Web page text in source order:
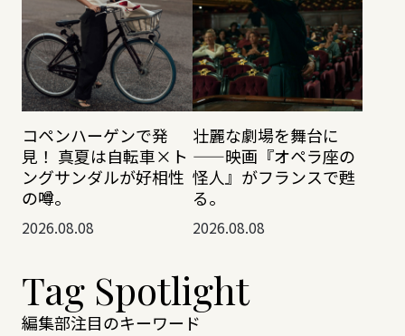
コペンハーゲンで発
見！ 真夏は自転車×ト
ングサンダルが好相性
の噂。
2026.08.08
壮麗な劇場を舞台に
——映画『オペラ座の
怪人』がフランスで甦
る。
2026.08.08
Tag Spotlight
編集部注目のキーワード